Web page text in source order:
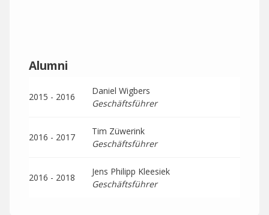
Alumni
2015 - 2016
Daniel Wigbers
Geschäftsführer
2016 - 2017
Tim Züwerink
Geschäftsführer
2016 - 2018
Jens Philipp Kleesiek
Geschäftsführer